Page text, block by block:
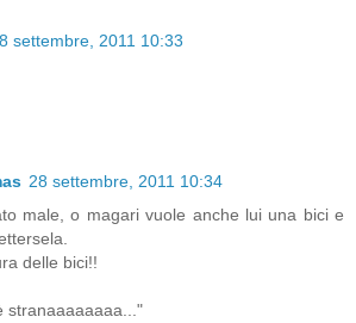
settembre, 2011 10:33
28 settembre, 2011 10:34
male, o magari vuole anche lui una bici e
delle bici!!
stranaaaaaaaa..."